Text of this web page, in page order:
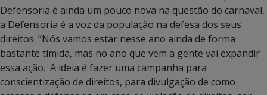
Defensoria é ainda um pouco nova na questão do carnaval,
a Defensoria é a voz da população na defesa dos seus
direitos. “Nós vamos estar nesse ano ainda de forma
bastante tímida, mas no ano que vem a gente vai expandir
essa ação. A ideia é fazer uma campanha para
conscientização de direitos, para divulgação de como